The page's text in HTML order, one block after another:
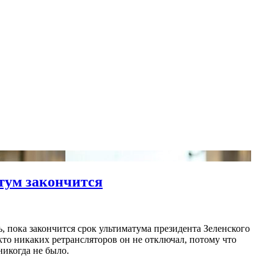
закончится
закончится срок ультиматума президента Зеленского
никаких ретрансляторов он не отключал, потому что
не было.